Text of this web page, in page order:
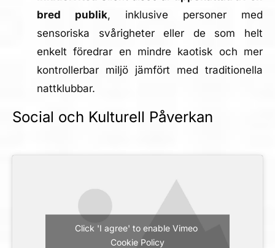
bred publik, inklusive personer med
sensoriska svårigheter eller de som helt
enkelt föredrar en mindre kaotisk och mer
kontrollerbar miljö jämfört med traditionella
nattklubbar.
Social och Kulturell Påverkan
Click 'I agree' to enable Vimeo
Cookie Policy